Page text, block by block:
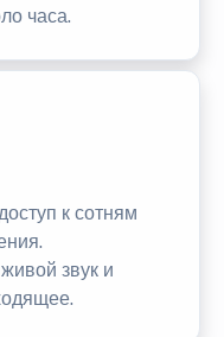
часа.
к сотням
звук и